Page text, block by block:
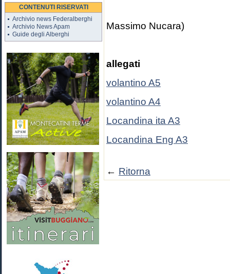
CONTENUTI RISERVATI
Archivio news Federalberghi
Archivio News Apam
Guide degli Alberghi
Massimo Nucara)
allegati
volantino A5
volantino A4
Locandina ita A3
Locandina Eng A3
← Ritorna